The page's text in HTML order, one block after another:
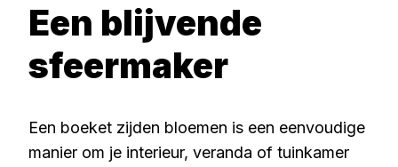
Een blijvende
sfeermaker
Een boeket zijden bloemen is een eenvoudige
manier om je interieur, veranda of tuinkamer